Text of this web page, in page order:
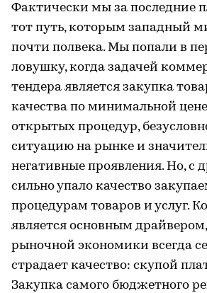
Фактически мы за последние
тот путь, которым западный
почти полвека. Мы попали в
ловушку, когда задачей
тендера является закупка
качества по минимальной
открытых процедур,
ситуацию на рынке и
негативные проявления. Но, с
сильно упало качество
процедурам товаров и услуг.
является основным
рыночной экономики всегда
страдает качество: скупой
Закупка самого бюджетного